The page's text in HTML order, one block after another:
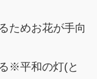
ためお花が手向
※平和の灯(と